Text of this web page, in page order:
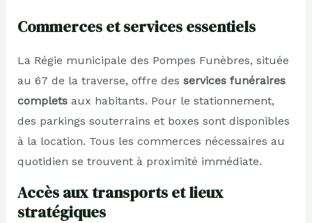
Commerces et services essentiels
La Régie municipale des Pompes Funèbres, située
au 67 de la traverse, offre des services funéraires
completsaux habitants. Pour le stationnement,
des parkings souterrains et boxes sont disponibles
à la location. Tous les commerces nécessaires au
quotidien se trouvent à proximité immédiate.
Accès aux transports et lieux
stratégiques